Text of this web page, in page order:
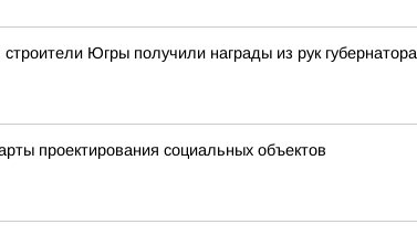
Югры получили награды из рук губернатора
проектирования социальных объектов